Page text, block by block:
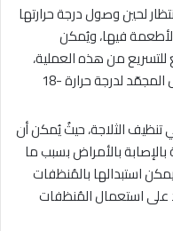
لحين وصول درجة حرارتها
الأطعمة فيها، ويُمكن
للتسريع من هذه العملية،
كما يُوصى أيضاً بالتحقق من وصول المجمّد لدرجة حرارة -18
الثلاجة، حيثُ يُمكن أن
بالأمراض بسبب ما
استبدالها بالمُنظفات
على استعمال المُنظفات